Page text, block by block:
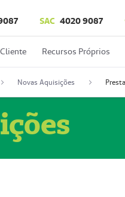
SAC 4020 9087
Cliente Recursos Próprios
Novas Aquisições